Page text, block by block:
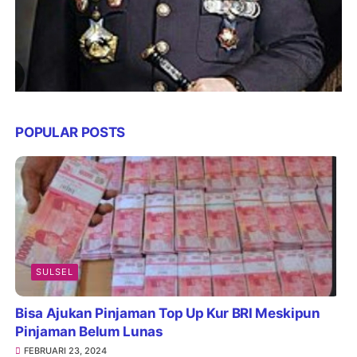
POPULAR POSTS
SULSEL
Bisa Ajukan Pinjaman Top Up Kur BRI Meskipun
Pinjaman Belum Lunas
FEBRUARI 23, 2024